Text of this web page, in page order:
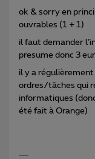
ok & sorry en
ouvrables (1 + 1)
il faut demander
presume donc 3
il y a
ordres/tâches qui
informatiques
été fait à Orange)